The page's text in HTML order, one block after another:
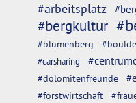
#arbeitsplatz
#bergkultur
#blumenberg
#carsharing
#dolomitenfreunde
#forstwirtschaft